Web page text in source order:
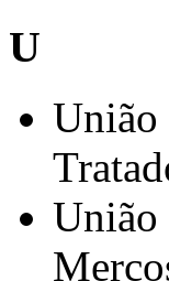
U
União
União